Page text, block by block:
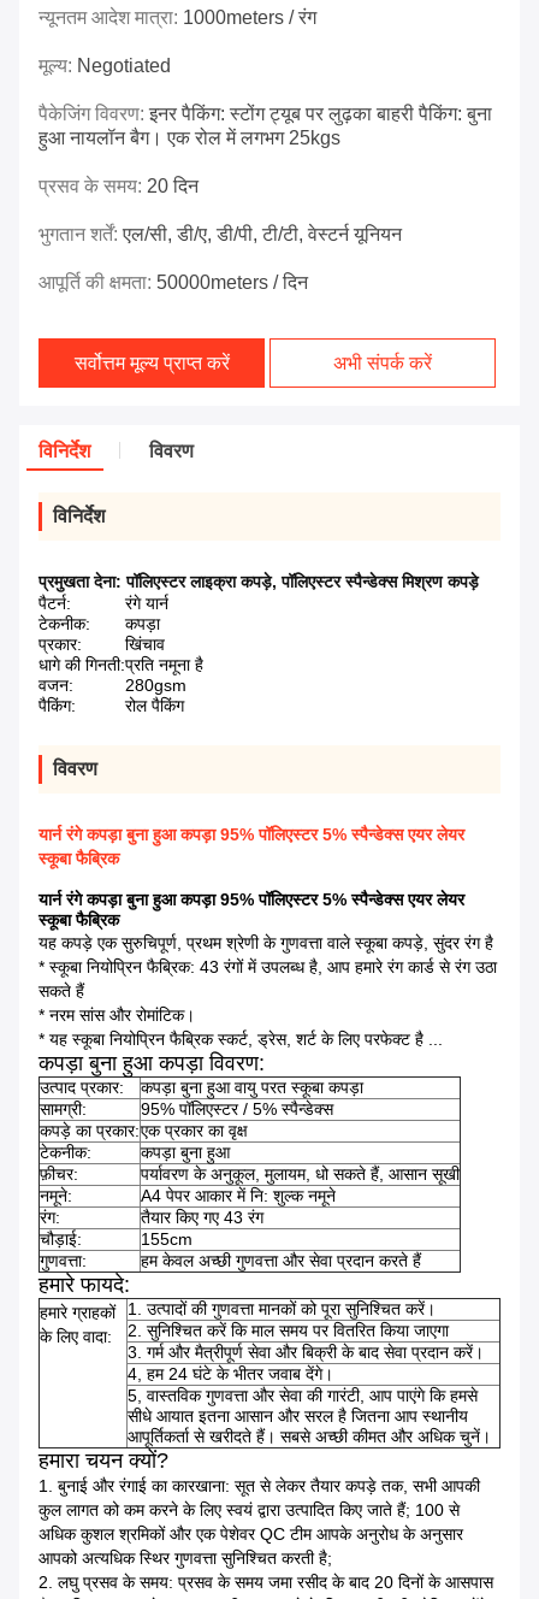
न्यूनतम आदेश मात्रा: 1000meters / रंग
मूल्य: Negotiated
पैकेजिंग विवरण:इनर पैकिंग: स्टोंग ट्यूब पर लुढ़का बाहरी पैकिंग: बुना
हुआ नायलॉन बैग। एक रोल में लगभग 25kgs
प्रसव के समय: 20 दिन
भुगतान शर्तें:एल/सी, डी/ए, डी/पी, टी/टी, वेस्टर्न यूनियन
आपूर्ति की क्षमता: 50000meters / दिन
सर्वोत्तम मूल्य प्राप्त करें अभी संपर्क करें
विनिर्देश विवरण
विनिर्देश
प्रमुखता देना:पॉलिएस्टर लाइक्रा कपड़े,पॉलिएस्टर स्पैन्डेक्स मिश्रण कपड़े
पैटर्न:
रंगे यार्न
टेकनीक:
कपड़ा
प्रकार:
खिंचाव
धागे की गिनती:प्रति नमूना है
वजन:
280gsm
पैकिंग:
रोल पैकिंग
विवरण
यार्न रंगे कपड़ा बुना हुआ कपड़ा 95% पॉलिएस्टर 5% स्पैन्डेक्स एयर लेयर
स्कूबा फैब्रिक
यार्न रंगे कपड़ा बुना हुआ कपड़ा 95% पॉलिएस्टर 5% स्पैन्डेक्स एयर लेयर
स्कूबा फैब्रिक
यह कपड़े एक सुरुचिपूर्ण, प्रथम श्रेणी के गुणवत्ता वाले स्कूबा कपड़े, सुंदर रंग है
* स्कूबा नियोप्रिन फैब्रिक: 43 रंगों में उपलब्ध है, आप हमारे रंग कार्ड से रंग उठा
सकते हैं
* नरम सांस और रोमांटिक।
* यह स्कूबा नियोप्रिन फैब्रिक स्कर्ट, ड्रेस, शर्ट के लिए परफेक्ट है ...
कपड़ा बुना हुआ कपड़ा विवरण:
उत्पाद प्रकार:
कपड़ा बुना हुआ वायु परत स्कूबा कपड़ा
सामग्री:
95% पॉलिएस्टर / 5% स्पैन्डेक्स
कपड़े का प्रकार:एक प्रकार का वृक्ष
टेकनीक:
कपड़ा बुना हुआ
फ़ीचर:
पर्यावरण के अनुकूल, मुलायम, धो सकते हैं, आसान सूखी
नमूने:
A4 पेपर आकार में नि: शुल्क नमूने
रंग:
तैयार किए गए 43 रंग
चौड़ाई:
155cm
गुणवत्ता:
हम केवल अच्छी गुणवत्ता और सेवा प्रदान करते हैं
हमारे फायदे:
हमारे ग्राहकों
के लिए वादा:
1. उत्पादों की गुणवत्ता मानकों को पूरा सुनिश्चित करें।
2. सुनिश्चित करें कि माल समय पर वितरित किया जाएगा
3. गर्म और मैत्रीपूर्ण सेवा और बिक्री के बाद सेवा प्रदान करें।
4, हम 24 घंटे के भीतर जवाब देंगे।
5, वास्तविक गुणवत्ता और सेवा की गारंटी, आप पाएंगे कि हमसे
सीधे आयात इतना आसान और सरल है जितना आप स्थानीय
आपूर्तिकर्ता से खरीदते हैं। सबसे अच्छी कीमत और अधिक चुनें।
हमारा चयन क्यों?
1. बुनाई और रंगाई का कारखाना: सूत से लेकर तैयार कपड़े तक, सभी आपकी
कुल लागत को कम करने के लिए स्वयं द्वारा उत्पादित किए जाते हैं; 100 से
अधिक कुशल श्रमिकों और एक पेशेवर QC टीम आपके अनुरोध के अनुसार
आपको अत्यधिक स्थिर गुणवत्ता सुनिश्चित करती है;
2. लघु प्रसव के समय: प्रसव के समय जमा रसीद के बाद 20 दिनों के आसपास